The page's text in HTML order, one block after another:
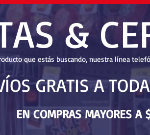
&
GRATIS A
ENCOMPRAS MAYORES A
que estás buscando, nuestra línea